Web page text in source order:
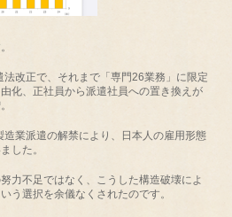
改正で、それまで「専門26業務」に限定
化、正社員から派遣社員への置き換えが
業派遣の解禁により、日本人の雇用形態
した。
力不足ではなく、こうした構造破壊によ
う選択を余儀なくされたのです。